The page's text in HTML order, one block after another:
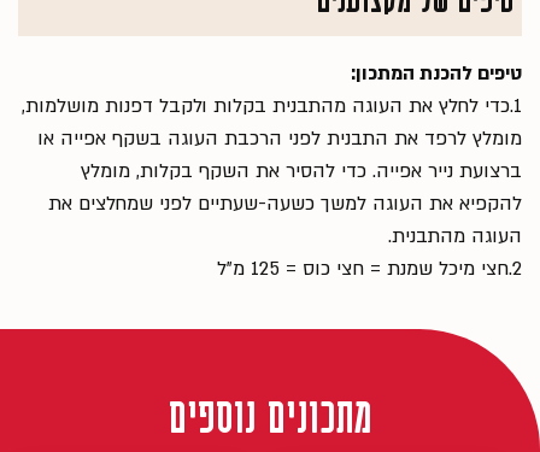
טיפים להכנת המתכון:
1.כדי לחלץ את העוגה מהתבנית בקלות ולקבל דפנות מושלמות,
מומלץ לרפד את התבנית לפני הרכבת העוגה בשקף אפייה או
ברצועת נייר אפייה. כדי להסיר את השקף בקלות, מומלץ
להקפיא את העוגה למשך כשעה-שעתיים לפני שמחלצים את
העוגה מהתבנית.
2.חצי מיכל שמנת = חצי כוס = 125 מ"ל
מתכונים נוספים